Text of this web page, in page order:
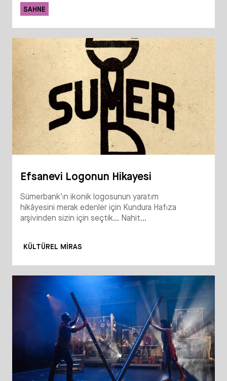
SAHNE
Efsanevi Logonun Hikayesi
Sümerbank'ın ikonik logosunun yaratım
hikâyesini merak edenler için Kundura Hafıza
arşivinden sizin için seçtik... Nahit...
KÜLTÜREL MIRAS